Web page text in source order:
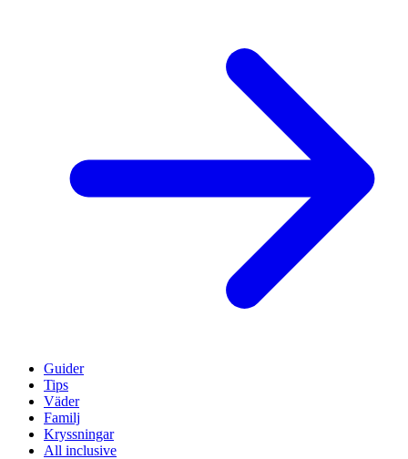
Guider
Tips
Väder
Familj
Kryssningar
All inclusive